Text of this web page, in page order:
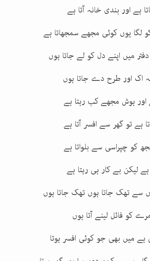
ہے اور بندی خانہ آتا ہے
لگا یوں کوئی مجھے سمجھاتا ہے
میں اپنے دل کو لے جاتا ہوں
اک اور طرح دے جاتا ہوں
اور ہوش مجھے کب رہتا ہے
تو گھر سے افسر آتا ہے
کو چپراسی سے بلواتا ہے
لیکن بے کار ہی رہتا ہے
سے تھک جاتا ہوں تھک جاتا ہوں
کو فائل لینے آتا ہوں
میں بھی جو کوئی افسر ہوتا